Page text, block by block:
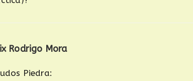
Rodrigo Mora
Piedra: